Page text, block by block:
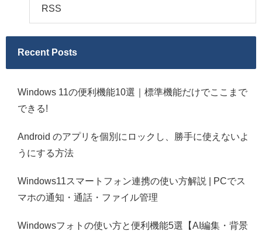
RSS
Recent Posts
Windows 11の便利機能10選｜標準機能だけでここまで
できる!
Android のアプリを個別にロックし、勝手に使えないよ
うにする方法
Windows11スマートフォン連携の使い方解説 | PCでス
マホの通知・通話・ファイル管理
Windowsフォトの使い方と便利機能5選【AI編集・背景